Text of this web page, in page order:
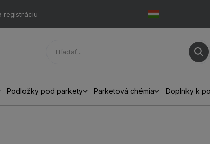
registráciu
Podložky pod parkety Parketová chémia Doplnky k